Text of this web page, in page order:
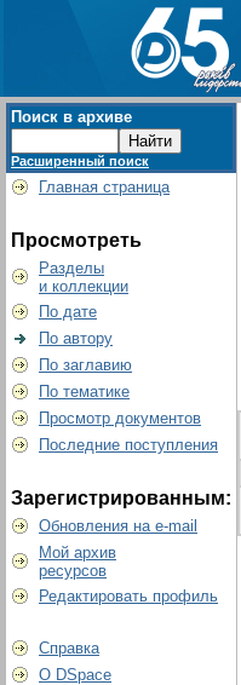
Поиск в архиве
Расширенный поиск
Главная страница
Просмотреть
Разделы
и коллекции
По дате
По автору
По заглавию
По тематике
Просмотр документов
Последние поступления
Зарегистрированным:
Обновления на e-mail
Мой архив
ресурсов
Редактировать профиль
Справка
О DSpace